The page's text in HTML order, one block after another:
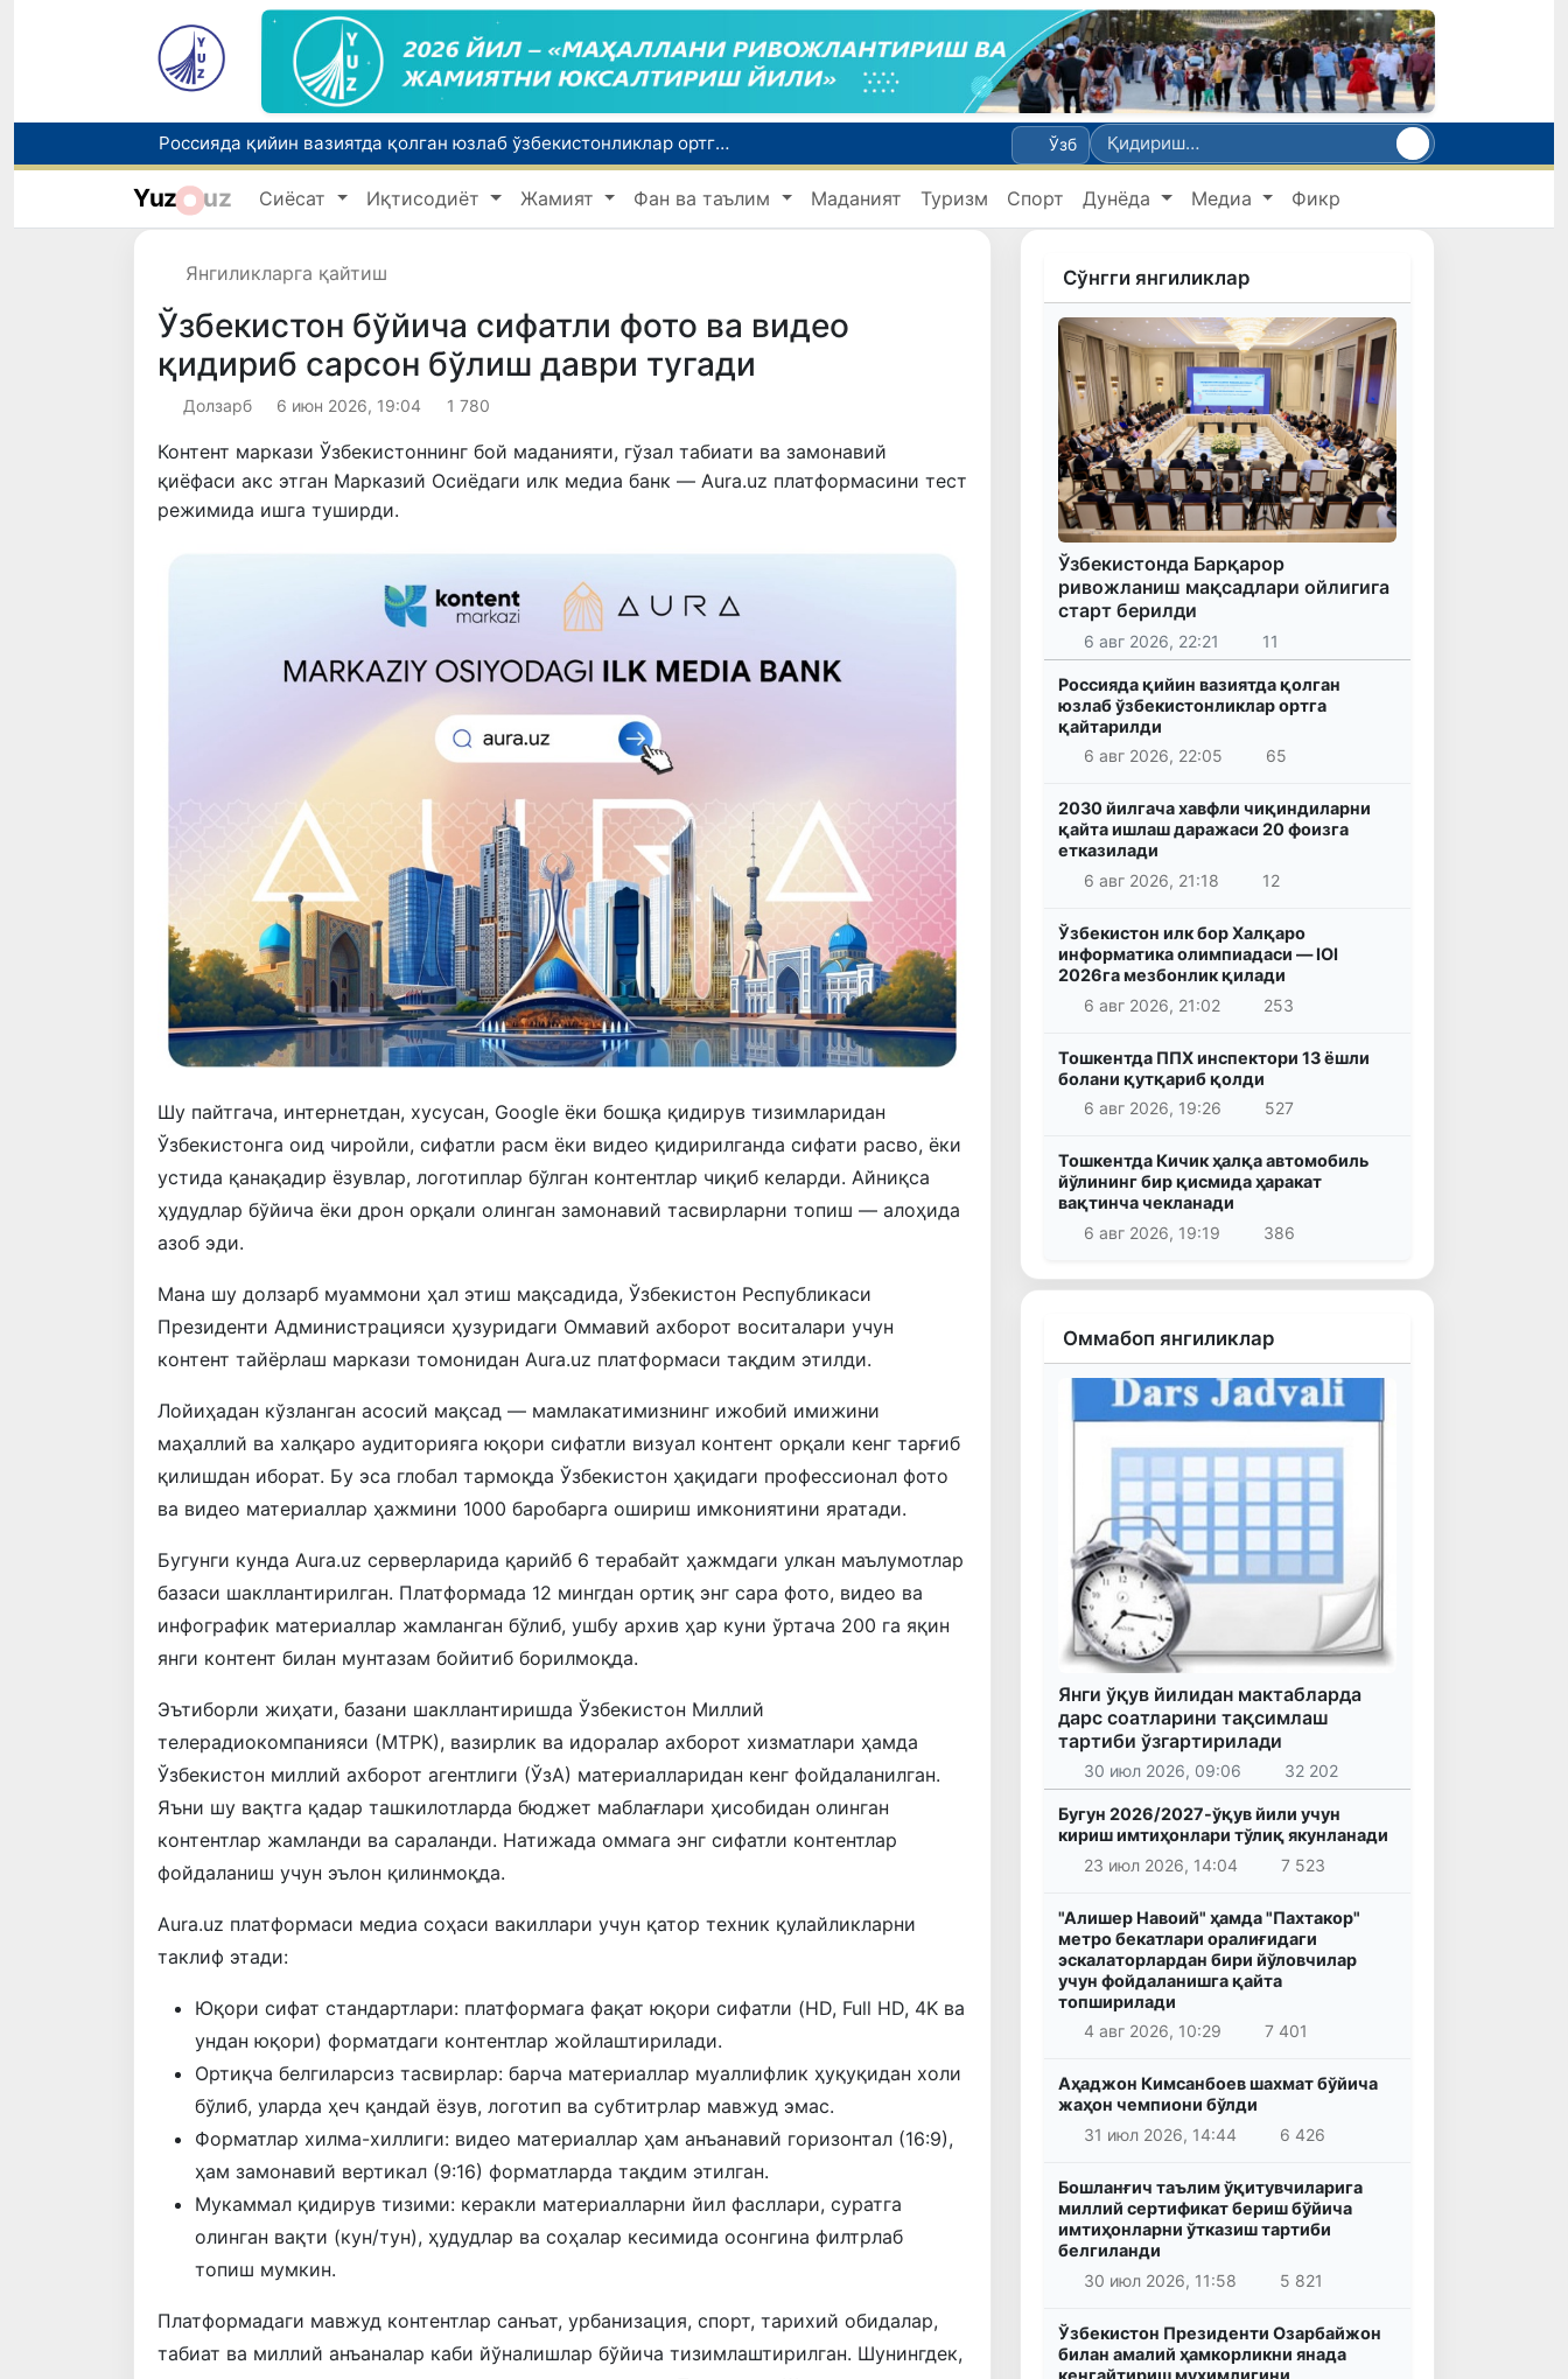
Россияда қийин вазиятда қолган юзлаб ўзбекистонликлар ортга қайтарилди
2030 йилгача хавфли чиқиндиларни қайта ишлаш даражаси 20 фоизга етказилади
Ўзбекистон илк бор Халқаро информатика олимпиадаси — IOI 2026га мезбонлик қилади
Тошкентда ППХ инспектори 13 ёшли болани қутқариб қолди
Ўзб
Yuz uz Сиёсат Иқтисодиёт Жамият Фан ва таълим Маданият Туризм Спорт Дунёда Медиа Фикр
Янгиликларга қайтиш
Ўзбекистон бўйича сифатли фото ва видео
қидириб сарсон бўлиш даври тугади
Долзарб 6 июн 2026, 19:04 1 780
Контент маркази Ўзбекистоннинг бой маданияти, гўзал табиати ва замонавий
қиёфаси акс этган Марказий Осиёдаги илк медиа банк — Aura.uz платформасини тест
режимида ишга туширди.
Шу пайтгача, интернетдан, хусусан, Google ёки бошқа қидирув тизимларидан
Ўзбекистонга оид чиройли, сифатли расм ёки видео қидирилганда сифати расво, ёки
устида қанақадир ёзувлар, логотиплар бўлган контентлар чиқиб келарди. Айниқса
ҳудудлар бўйича ёки дрон орқали олинган замонавий тасвирларни топиш — алоҳида
азоб эди.
Мана шу долзарб муаммони ҳал этиш мақсадида, Ўзбекистон Республикаси
Президенти Администрацияси ҳузуридаги Оммавий ахборот воситалари учун
контент тайёрлаш маркази томонидан Aura.uz платформаси тақдим этилди.
Лойиҳадан кўзланган асосий мақсад — мамлакатимизнинг ижобий имижини
маҳаллий ва халқаро аудиторияга юқори сифатли визуал контент орқали кенг тарғиб
қилишдан иборат. Бу эса глобал тармоқда Ўзбекистон ҳақидаги профессионал фото
ва видео материаллар ҳажмини 1000 баробарга ошириш имкониятини яратади.
Бугунги кунда Aura.uz серверларида қарийб 6 терабайт ҳажмдаги улкан маълумотлар
базаси шакллантирилган. Платформада 12 мингдан ортиқ энг сара фото, видео ва
инфографик материаллар жамланган бўлиб, ушбу архив ҳар куни ўртача 200 га яқин
янги контент билан мунтазам бойитиб борилмоқда.
Эътиборли жиҳати, базани шакллантиришда Ўзбекистон Миллий
телерадиокомпанияси (МТРК), вазирлик ва идоралар ахборот хизматлари ҳамда
Ўзбекистон миллий ахборот агентлиги (ЎзА) материалларидан кенг фойдаланилган.
Яъни шу вақтга қадар ташкилотларда бюджет маблағлари ҳисобидан олинган
контентлар жамланди ва сараланди. Натижада оммага энг сифатли контентлар
фойдаланиш учун эълон қилинмоқда.
Aura.uz платформаси медиа соҳаси вакиллари учун қатор техник қулайликларни
таклиф этади:
Юқори сифат стандартлари: платформага фақат юқори сифатли (HD, Full HD, 4K ва
ундан юқори) форматдаги контентлар жойлаштирилади.
Ортиқча белгиларсиз тасвирлар: барча материаллар муаллифлик ҳуқуқидан холи
бўлиб, уларда ҳеч қандай ёзув, логотип ва субтитрлар мавжуд эмас.
Форматлар хилма-хиллиги: видео материаллар ҳам анъанавий горизонтал (16:9),
ҳам замонавий вертикал (9:16) форматларда тақдим этилган.
Мукаммал қидирув тизими: керакли материалларни йил фасллари, суратга
олинган вақти (кун/тун), ҳудудлар ва соҳалар кесимида осонгина филтрлаб
топиш мумкин.
Платформадаги мавжуд контентлар санъат, урбанизация, спорт, тарихий обидалар,
табиат ва миллий анъаналар каби йўналишлар бўйича тизимлаштирилган. Шунингдек,
Сўнгги янгиликлар
Ўзбекистонда Барқарор
ривожланиш мақсадлари ойлигига
старт берилди
6 авг 2026, 22:21 11
Россияда қийин вазиятда қолган
юзлаб ўзбекистонликлар ортга
қайтарилди
6 авг 2026, 22:05
65
2030 йилгача хавфли чиқиндиларни
қайта ишлаш даражаси 20 фоизга
етказилади
6 авг 2026, 21:18
12
Ўзбекистон илк бор Халқаро
информатика олимпиадаси — IOI
2026га мезбонлик қилади
6 авг 2026, 21:02
253
Тошкентда ППХ инспектори 13 ёшли
болани қутқариб қолди
6 авг 2026, 19:26
527
Тошкентда Кичик ҳалқа автомобиль
йўлининг бир қисмида ҳаракат
вақтинча чекланади
6 авг 2026, 19:19
386
Оммабоп янгиликлар
Янги ўқув йилидан мактабларда
дарс соатларини тақсимлаш
тартиби ўзгартирилади
30 июл 2026, 09:06 32 202
Бугун 2026/2027-ўқув йили учун
кириш имтиҳонлари тўлиқ якунланади
23 июл 2026, 14:04
7 523
"Алишер Навоий" ҳамда "Пахтакор"
метро бекатлари оралиғидаги
эскалаторлардан бири йўловчилар
учун фойдаланишга қайта
топширилади
4 авг 2026, 10:29
7 401
Аҳаджон Кимсанбоев шахмат бўйича
жаҳон чемпиони бўлди
31 июл 2026, 14:44
6 426
Бошланғич таълим ўқитувчиларига
миллий сертификат бериш бўйича
имтиҳонларни ўтказиш тартиби
белгиланди
30 июл 2026, 11:58
5 821
Ўзбекистон Президенти Озарбайжон
билан амалий ҳамкорликни янада
кенгайтириш муҳимлигини